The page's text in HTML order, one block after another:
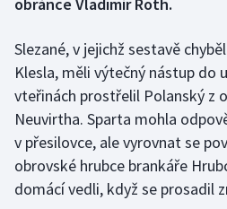
Dostihy
Florbal
Futsal
Golf
Gymnastika
obránce Vladimír Roth.
Slezané, v jejichž sestavě
Klesla, měli výtečný nástup do
vteřinách prostřelil Polanský z
Neuvirtha. Sparta mohla
v přesilovce, ale vyrovnat se
obrovské hrubce brankáře
domácí vedli, když se prosadil